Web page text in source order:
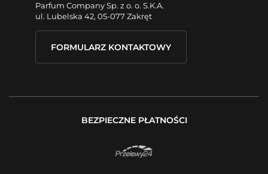
Parfum Company Sp. z o. o. S.K.A.
ul. Lubelska 42, 05-077 Zakręt
FORMULARZ KONTAKTOWY
BEZPIECZNE PŁATNOŚCI